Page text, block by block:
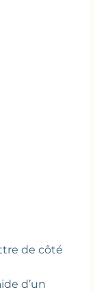
de côté
d’un